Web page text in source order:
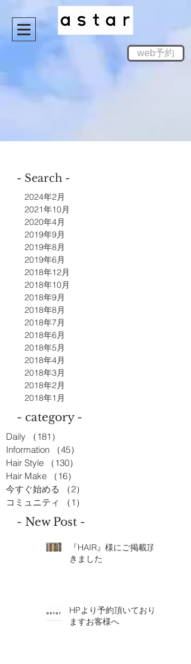
web予約
- Search -
2024年2月
2021年10月
2020年4月
2019年9月
2019年8月
2019年6月
2018年12月
2018年10月
2018年9月
2018年8月
2018年7月
2018年6月
2018年5月
2018年4月
2018年3月
2018年2月
2018年1月
- category -
Daily （181）
Information
（45）
Hair Style
（130）
Hair Make
（16）
今すぐ始める
（2）
コミュニティ
（1）
- New Post -
『HAIR』様にご掲載頂
きました
HPより予約頂いており
ますお客様へ